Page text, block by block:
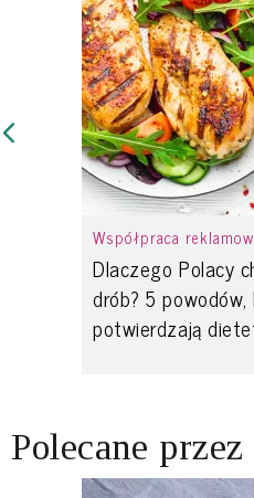
Współpraca
Dlaczego Polacy
drób? 5
potwierdzają
Polecane